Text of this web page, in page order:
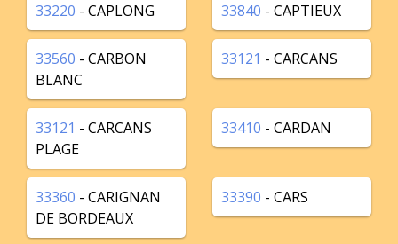
33220 - CAPLONG 33840 - CAPTIEUX
33560 - CARBON
BLANC
33121 - CARCANS
33121 - CARCANS
PLAGE
33410 - CARDAN
33360 - CARIGNAN
DE BORDEAUX
33390 - CARS